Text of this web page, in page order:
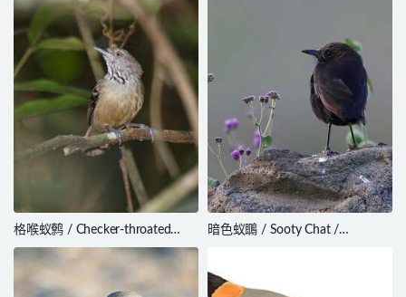
格喉蚁鹩 / Checker-throated
Stipplethroat / Epinecrophylla
fulviventris
暗色蚁䳭 / Sooty Chat /